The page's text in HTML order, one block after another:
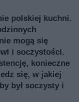
polskiej kuchni.
mogą się
i soczystości.
konieczne
się, w jakiej
był soczysty i